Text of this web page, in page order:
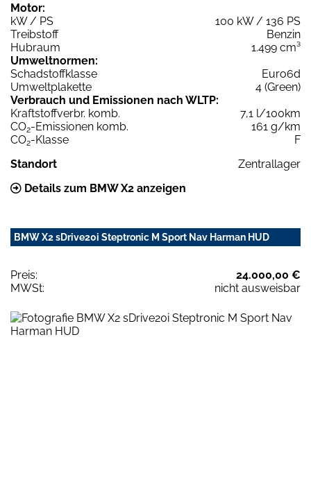
Motor:
kW / PS
100 kW / 136 PS
Treibstoff
Benzin
Hubraum
1.499 cm³
Umweltnormen:
Schadstoffklasse
Euro6d
Umweltplakette
4 (Green)
Verbrauch und Emissionen nach WLTP:
Kraftstoffverbr. komb.
7,1 l/100km
CO2-Emissionen komb.
161 g/km
CO2-Klasse
F
Standort
Zentrallager
Details zum BMW X2 anzeigen
BMW X2 sDrive20i Steptronic M Sport Nav Harman HUD
Preis:
24.000,00 €
MWSt:
nicht ausweisbar